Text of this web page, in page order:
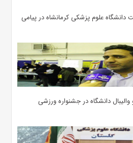
علوم پزشکی کرمانشاه در پیامی
دانشگاه در جشنواره ورزشی